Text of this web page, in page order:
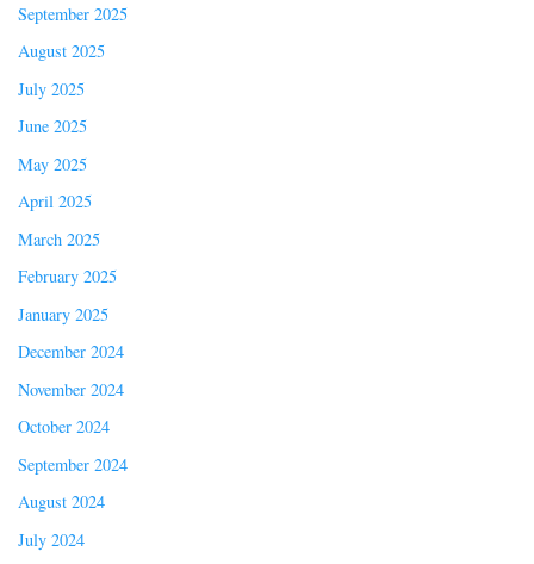
September 2025
August 2025
July 2025
June 2025
May 2025
April 2025
March 2025
February 2025
January 2025
December 2024
November 2024
October 2024
September 2024
August 2024
July 2024